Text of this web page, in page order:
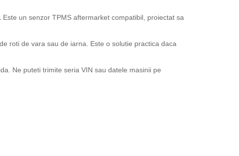
Este un senzor TPMS aftermarket compatibil, proiectat sa
roti de vara sau de iarna. Este o solutie practica daca
Ne puteti trimite seria VIN sau datele masinii pe